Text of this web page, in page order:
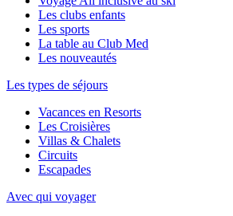
Les clubs enfants
Les sports
La table au Club Med
Les nouveautés
Les types de séjours
Vacances en Resorts
Les Croisières
Villas & Chalets
Circuits
Escapades
Avec qui voyager